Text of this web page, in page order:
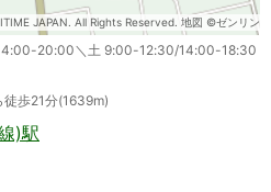
JAPAN. All Rights Reserved. 地図 ©ゼンリン
20:00＼土 9:00-12:30/14:00-18:30
歩21分(1639m)
)駅